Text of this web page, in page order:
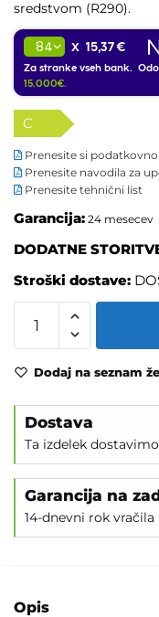
sredstvom (R290).
X 15,37 €
Za stranke vseh bank.
15.000€.
C
Prenesite si
Prenesite navodila za
Prenesite tehnični list
Garancija: 24 mesecev
DODATNE
Stroški dostave:
Dodaj na seznam
Dostava
Ta izdelek
Garancija na
14-dnevni rok vračila
Opis